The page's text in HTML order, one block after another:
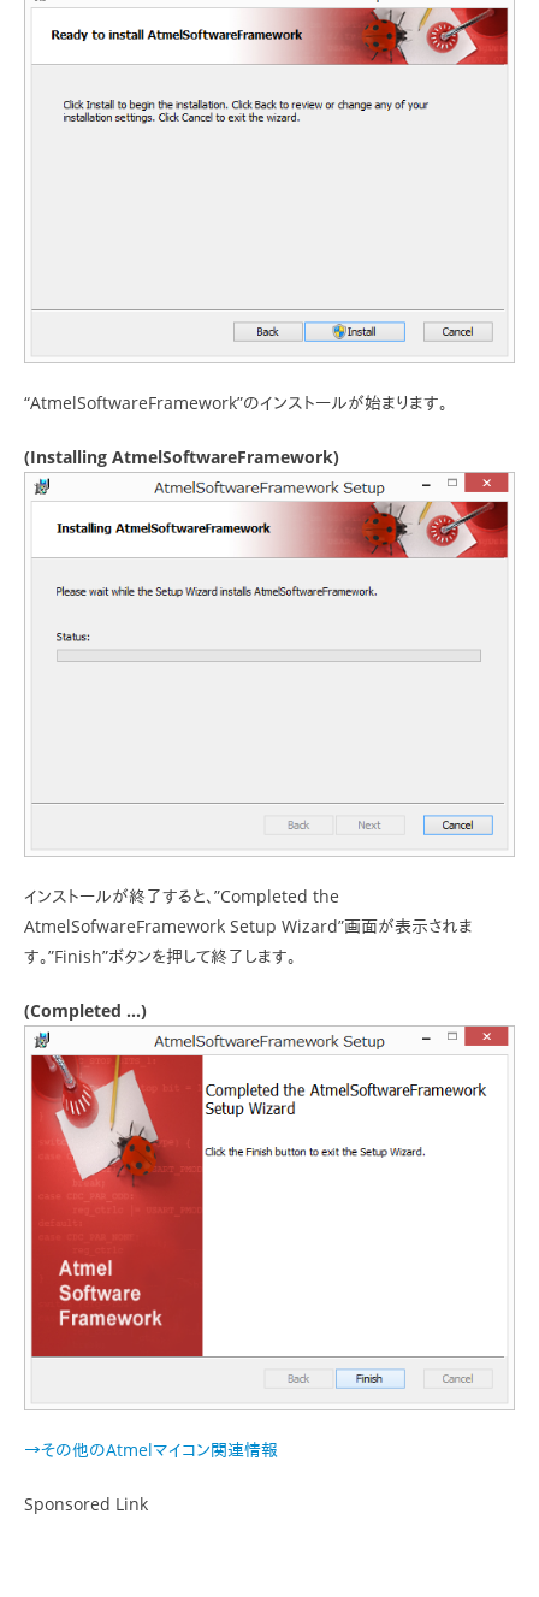
“AtmelSoftwareFramework”のインストールが始まります。
(Installing AtmelSoftwareFramework)
インストールが終了すると、”Completed the
AtmelSofwareFramework Setup Wizard”画面が表示されま
す。”Finish”ボタンを押して終了します。
(Completed …)
→その他のAtmelマイコン関連情報
Sponsored Link